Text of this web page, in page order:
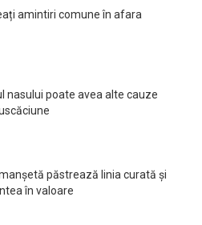
amintiri comune în afara
nasului poate avea alte cauze
păstrează linia curată și
în valoare